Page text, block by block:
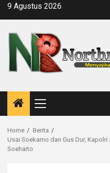
Skip9 Agustus 2026
Primary
Menu
Home
Berita
Usai Soekarno dan Gus Dur,
Soeharto